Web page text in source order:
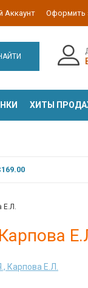
Аккаунт Оформить
ХИТЫ
Е.Л.
Карпова Е.Л.